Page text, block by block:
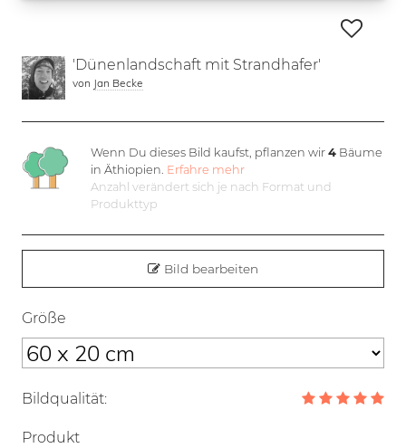
'Dünenlandschaft mit Strandhafer'
von Jan Becke
Wenn Du dieses Bild kaufst, pflanzen wir4 Bäume
in Äthiopien. Erfahre mehr
Anzahl verändert sich je nach Format und
Produkttyp
Bild bearbeiten
Größe
Bildqualität:
Produkt